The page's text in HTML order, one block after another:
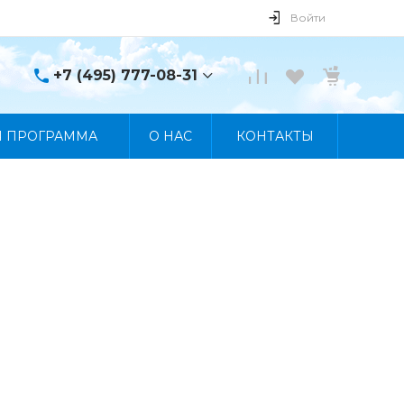
Войти
+7 (495) 777-08-31
+7 (495) 777-08-31
ПРОГРАММА О НАС КОНТАКТЫ